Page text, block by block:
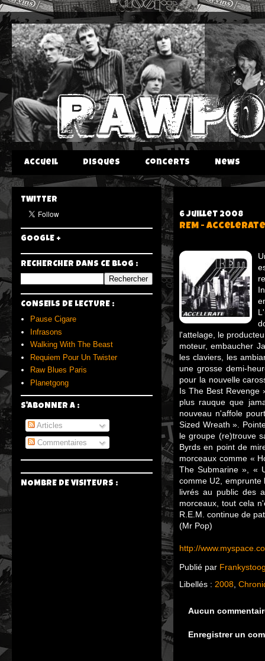
Accueil Disques Concerts News
6 juillet 2008
REM -
l'attelage, le
moteur, embaucher
les claviers, les
une grosse demi-
pour la nouvelle
Is The Best Revenge
plus rauque que
nouveau n'affole
Sized Wreath ».
le groupe (re)trouve
Byrds en point de
morceaux comme «
The Submarine », «
comme U2, emprunte
livrés au public des
morceaux, tout cela
R.E.M. continue de
(Mr Pop)
http://
Publié par
Libellés : 2008
Aucun
Enregistrer un
TWITTER
GOOGLE +
RECHERCHER DANS CE BLOG :
CONSEILS DE LECTURE :
Pause Cigare
Infrasons
Walking With The Beast
Requiem Pour Un Twister
Raw Blues Paris
Planetgong
S'ABONNER A :
Articles
Commentaires
NOMBRE DE VISITEURS :